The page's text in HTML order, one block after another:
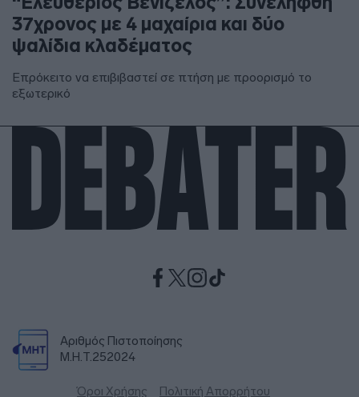
37χρονος με 4 μαχαίρια και δύο
ψαλίδια κλαδέματος
Επρόκειτο να επιβιβαστεί σε πτήση με προορισμό το
εξωτερικό
Αριθμός Πιστοποίησης
Μ.Η.Τ.252024
Όροι Χρήσης Πολιτική Απορρήτου